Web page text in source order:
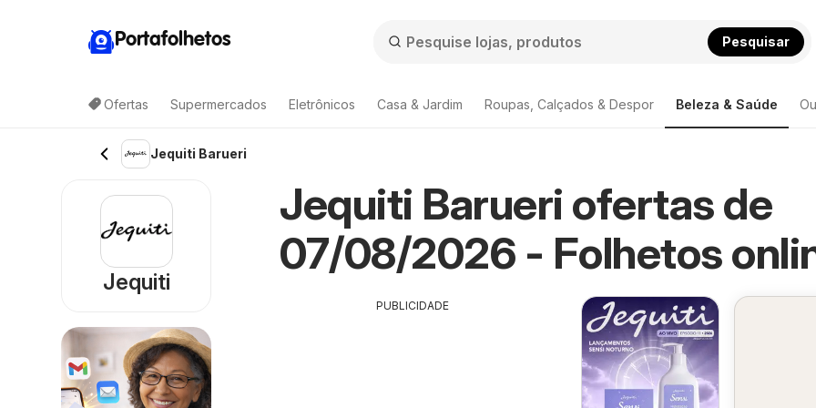
Portafolhetos Pesquisar
Ofertas Supermercados Eletrônicos Casa & Jardim Roupas, Calçados & Despor Beleza & Saúde
Jequiti Barueri
Jequiti Barueri ofertas de
07/08/2026 - Folhetos
PUBLICIDADE
Jequiti